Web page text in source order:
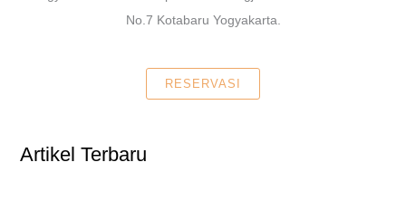
No.7 Kotabaru Yogyakarta.
RESERVASI
Artikel Terbaru